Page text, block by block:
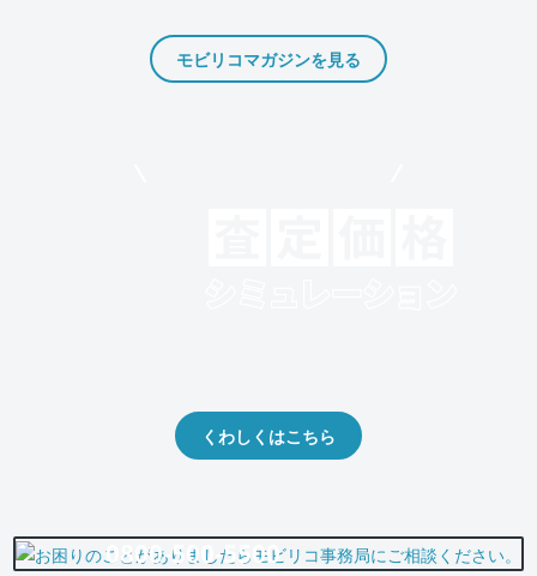
モビリコマガジンを見る
くわしくはこちら
0800-500-5500